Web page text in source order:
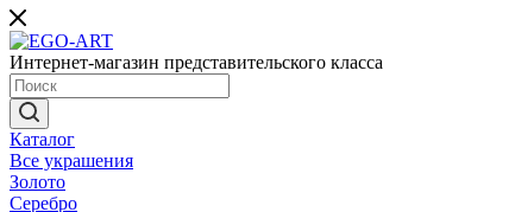
Интернет-магазин представительского класса
Каталог
Все украшения
Золото
Серебро